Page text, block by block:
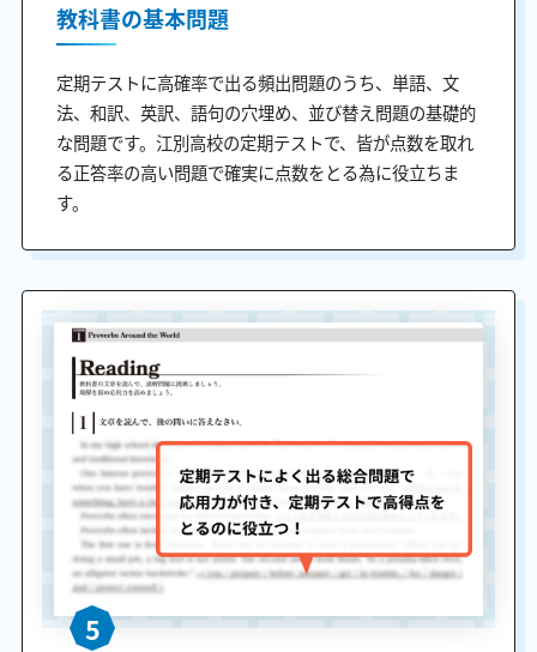
教科書の基本問題
定期テストに高確率で出る頻出問題のうち、単語、文
法、和訳、英訳、語句の穴埋め、並び替え問題の基礎的
な問題です。江別高校の定期テストで、皆が点数を取れ
る正答率の高い問題で確実に点数をとる為に役立ちま
す。
5